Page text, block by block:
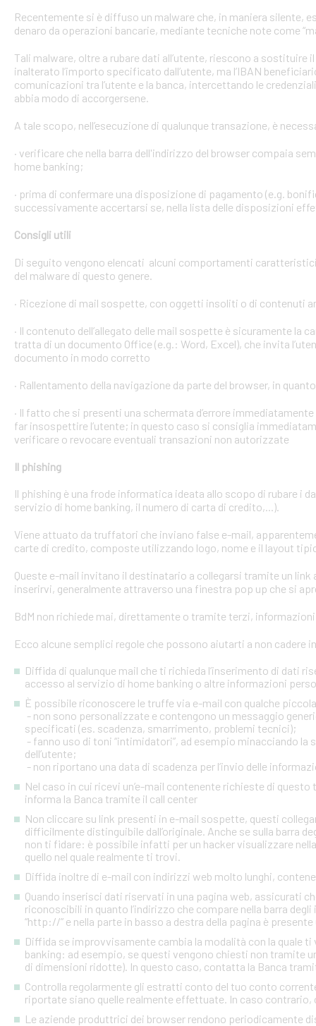
Recentemente si è diffuso un malware che, in maniera silente,
denaro da operazioni bancarie, mediante tecniche note come
Tali malware, oltre a rubare dati all’utente, riescono a
inalterato l’importo specificato dall’utente, ma l’IBAN
comunicazioni tra l’utente e la banca, intercettando le
abbia modo di accorgersene.
A tale scopo, nell’esecuzione di qualunque transazione, è
· verificare che nella barra dell'indirizzo del browser compaia
home banking;
· prima di confermare una disposizione di pagamento (e.g.
successivamente accertarsi se, nella lista delle disposizioni
Consigli utili
Di seguito vengono elencati alcuni comportamenti
del malware di questo genere.
· Ricezione di mail sospette, con oggetti insoliti o di contenuti
· Il contenuto dell’allegato delle mail sospette è sicuramente
tratta di un documento Office (e.g.: Word, Excel), che invita
documento in modo corretto
· Rallentamento della navigazione da parte del browser, in
· Il fatto che si presenti una schermata d’errore
far insospettire l’utente; in questo caso si consiglia
verificare o revocare eventuali transazioni non autorizzate
Il phishing
Il phishing è una frode informatica ideata allo scopo di rubare i
servizio di home banking, il numero di carta di credito,...).
Viene attuato da truffatori che inviano false e-mail,
carte di credito, composte utilizzando logo, nome e il layout
Queste e-mail invitano il destinatario a collegarsi tramite un
inserirvi, generalmente attraverso una finestra pop up che si
BdM non richiede mai, direttamente o tramite terzi,
Ecco alcune semplici regole che possono aiutarti a non cadere
Diffida di qualunque mail che ti richieda l’inserimento di dati
accesso al servizio di home banking o altre informazioni
È possibile riconoscere le truffe via e-mail con qualche
- non sono personalizzate e contengono un messaggio
specificati (es. scadenza, smarrimento, problemi tecnici);
- fanno uso di toni “intimidatori”, ad esempio minacciando
dell’utente;
- non riportano una data di scadenza per l’invio delle
Nel caso in cui ricevi un’e-mail contenente richieste di
informa la Banca tramite il call center
Non cliccare su link presenti in e-mail sospette, questi
difficilmente distinguibile dall’originale. Anche se sulla barra
non ti fidare: è possibile infatti per un hacker visualizzare
quello nel quale realmente ti trovi.
Diffida inoltre di e-mail con indirizzi web molto lunghi,
Quando inserisci dati riservati in una pagina web, assicurati
riconoscibili in quanto l’indirizzo che compare nella barra
“http://” e nella parte in basso a destra della pagina è
Diffida se improvvisamente cambia la modalità con la quale
banking: ad esempio, se questi vengono chiesti non tramite
di dimensioni ridotte). In questo caso, contatta la Banca
Controlla regolarmente gli estratti conto del tuo conto
riportate siano quelle realmente effettuate. In caso
Le aziende produttrici dei browser rendono periodicamente